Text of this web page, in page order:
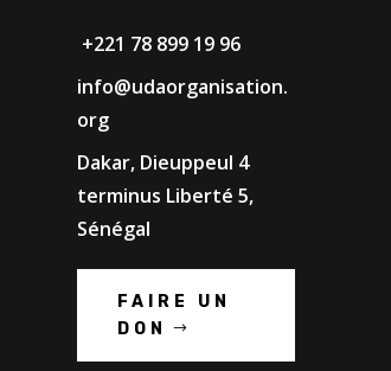
+221 78 899 19 96
info@udaorganisation.
org
Dakar, Dieuppeul 4
terminus Liberté 5,
Sénégal
FAIRE UN
DON